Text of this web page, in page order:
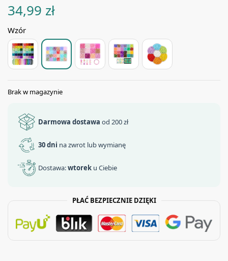
34,99 zł
Wzór
Brak w magazynie
Darmowa dostawa od 200 zł
30 dni na zwrot lub wymianę
Dostawa:wtorek u Ciebie
PŁAĆ BEZPIECZNIE DZIĘKI